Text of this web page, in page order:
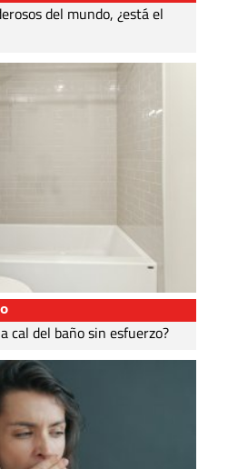
del mundo, ¿está el
cal del baño sin esfuerzo?